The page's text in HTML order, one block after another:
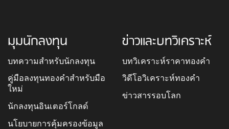
มุมนักลงทุน
บทความสำหรับนักลงทุน
คู่มือลงทุนทองคำสำหรับมือ
ใหม่
นักลงทุนอินเตอร์โกลด์
นโยบายการคุ้มครองข้อมูล
ข่าวและบทวิเคราะห์
บทวิเคราะห์ราคาทองคำ
วิดีโอวิเคราะห์ทองคำ
ข่าวสารรอบโลก